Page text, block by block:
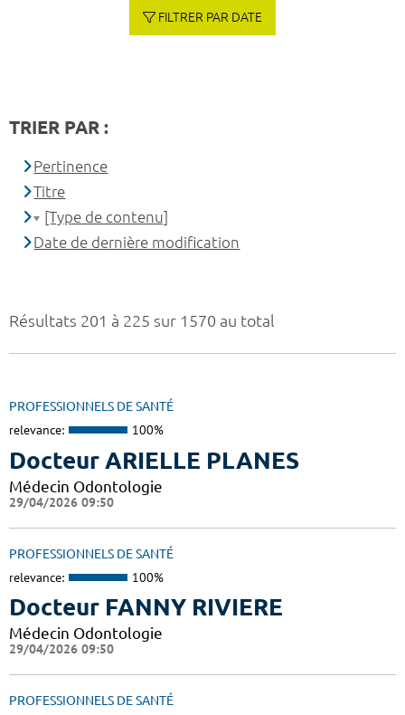
Résultats 201 à 225 sur 1570 au total
PROFESSIONNELS DE SANTÉ
relevance: 100%
Docteur ARIELLE PLANES
Médecin Odontologie
29/04/2026 09:50
PROFESSIONNELS DE SANTÉ
relevance: 100%
Docteur FANNY RIVIERE
Médecin Odontologie
29/04/2026 09:50
PROFESSIONNELS DE SANTÉ
FILTRER PAR DATE
TRIER PAR :
Pertinence
Titre
[Type de contenu]
Date de dernière modification